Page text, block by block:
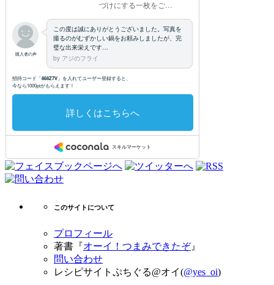
このサイトについて
プロフィール
著書『オーイ！つまみできたぞ』
問い合わせ
レシピサイトぷちぐる@オイ(@yes_oi)